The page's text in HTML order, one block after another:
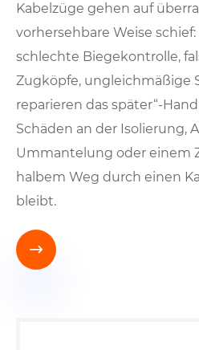
Kabelzüge gehen auf
vorhersehbare Weise
schlechte Biegekontrolle,
Zugköpfe, ungleichmäßige
reparieren das später“-
Schäden an der Isolierung,
Ummantelung oder einem
halbem Weg durch einen
bleibt.
